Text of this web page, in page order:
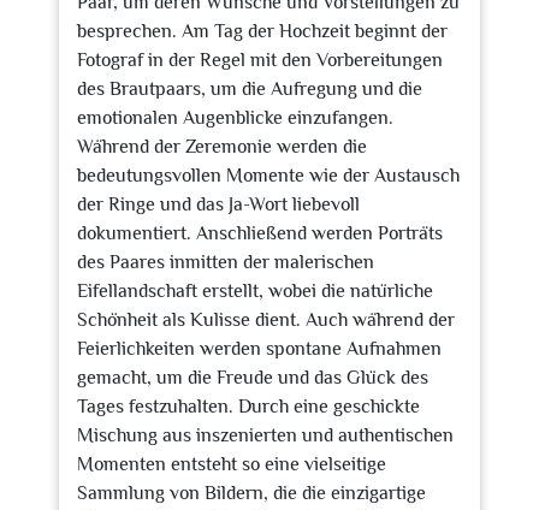
besprechen. Am Tag der Hochzeit beginnt der
Fotograf in der Regel mit den Vorbereitungen
des Brautpaars, um die Aufregung und die
emotionalen Augenblicke einzufangen.
Während der Zeremonie werden die
bedeutungsvollen Momente wie der Austausch
der Ringe und das Ja-Wort liebevoll
dokumentiert. Anschließend werden Porträts
des Paares inmitten der malerischen
Eifellandschaft erstellt, wobei die natürliche
Schönheit als Kulisse dient. Auch während der
Feierlichkeiten werden spontane Aufnahmen
gemacht, um die Freude und das Glück des
Tages festzuhalten. Durch eine geschickte
Mischung aus inszenierten und authentischen
Momenten entsteht so eine vielseitige
Sammlung von Bildern, die die einzigartige